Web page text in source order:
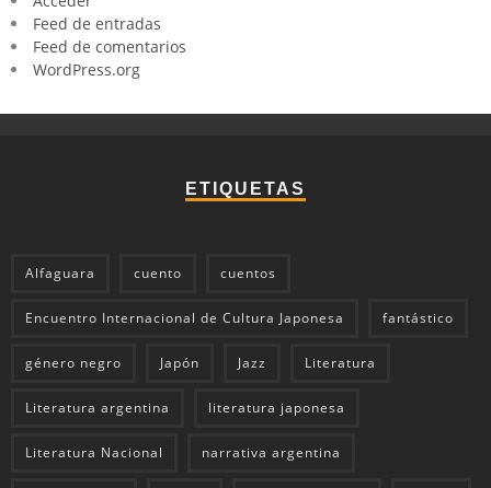
Feed de entradas
Feed de comentarios
WordPress.org
ETIQUETAS
Alfaguara cuento cuentos
Encuentro Internacional de Cultura Japonesa fantástico
género negro Japón Jazz Literatura
Literatura argentina literatura japonesa
Literatura Nacional narrativa argentina